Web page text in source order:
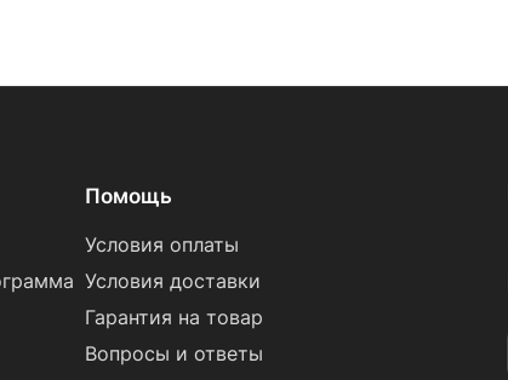
Помощь
Условия оплаты
Условия доставки
Гарантия на товар
Вопросы и ответы